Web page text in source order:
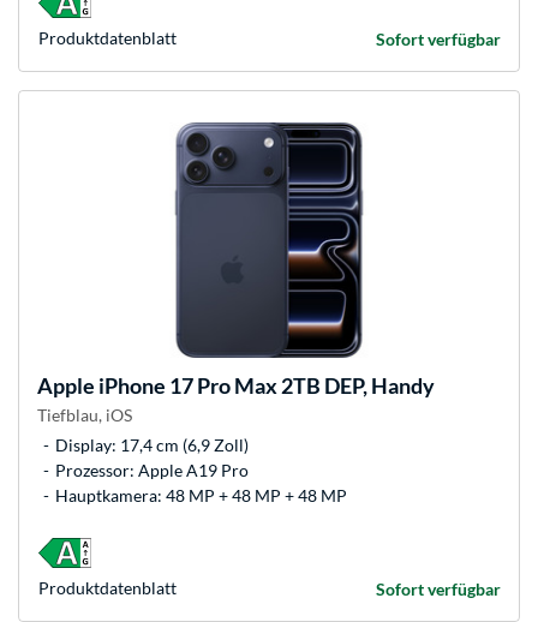
Sofort verfügbar
Produkt­datenblatt
Apple iPhone 17 Pro Max 2TB DEP, Handy
Tiefblau, iOS
Display: 17,4 cm (6,9 Zoll)
Prozessor: Apple A19 Pro
Hauptkamera: 48 MP + 48 MP + 48 MP
Sofort verfügbar
Produkt­datenblatt